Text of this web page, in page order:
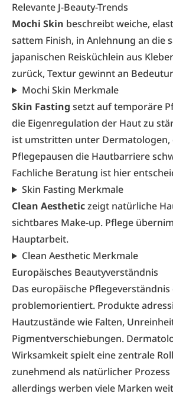
Relevante J-Beauty-Trends
Mochi Skin beschreibt weiche,
sattem Finish, in Anlehnung an die
japanischen Reisküchlein aus
zurück, Textur gewinnt an
Mochi Skin Merkmale
Skin Fasting setzt auf temporäre
die Eigenregulation der Haut zu
ist umstritten unter Dermatologen,
Pflegepausen die Hautbarriere
Fachliche Beratung ist hier
Skin Fasting Merkmale
Clean Aestheticzeigt natürliche
sichtbares Make-up. Pflege
Hauptarbeit.
Clean Aesthetic Merkmale
Europäisches Beautyverständnis
Das europäische
problemorientiert. Produkte
Hautzustände wie Falten,
Pigmentverschiebungen.
Wirksamkeit spielt eine zentrale
zunehmend als natürlicher
allerdings werben viele Marken